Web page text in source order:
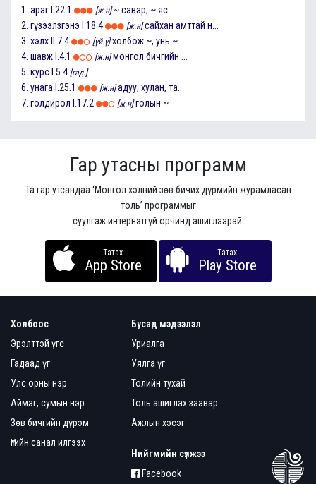
1. араг I.22.1 [ж.н] ~ савар; ~ яс
2. гүзээлзгэнэ I.18.4 [ж.н] сайхан амттай н...
3. хэлх II.7.4 [үй.ү] холбож ~, унь ~...
4. шавж I.4.1 [ж.н] монгол бичгийн ...
5. курс I.5.4 [гад.]
6. унага I.25.1 [ж.н] адуу, хулан, та...
7. голдирол I.17.2 [ж.н] голын ~
Гар утасны программ
Та гар утсандаа ‘Монгол хэлний зөв бичих дүрмийн журамласан
толь’ программыг
суулгаж интернэтгүй орчинд ашиглаарай.
Татах
App Store
Татах
Play Store
Холбоос
Эрэлттэй үгс
Гадаад үг
Улс орны нэр
Аймаг, сумын нэр
Зөв бичгийн дүрэм
Үгийн санал илгээх
Бусад мэдээлэл
Уриалга
Уялга үг
Толийн тухай
Толь ашиглах заавар
Ажлын хэсэг
Нийгмийн сүлжээ
Facebook